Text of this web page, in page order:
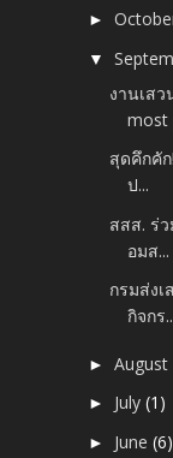
►
▼
งานเสว
most
สุดคึกคั
ป...
สสส. ร่ว
อมส...
กรมส่ง
กิจกร
►August
► July(1)
► June(6)